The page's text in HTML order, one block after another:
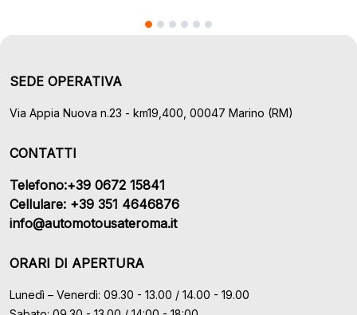
SEDE OPERATIVA
Via Appia Nuova n.23 - km19,400, 00047 Marino (RM)
CONTATTI
Telefono:+39 0672 15841
Cellulare: +39 351 4646876
info@automotousateroma.it
ORARI DI APERTURA
Lunedì – Venerdì: 09.30 - 13.00 / 14.00 - 19.00